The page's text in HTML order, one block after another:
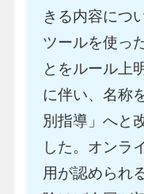
きる内容につ
ツールを使っ
とをルール上
に伴い、名称
別指導」へと
した。オンラ
用が認められ